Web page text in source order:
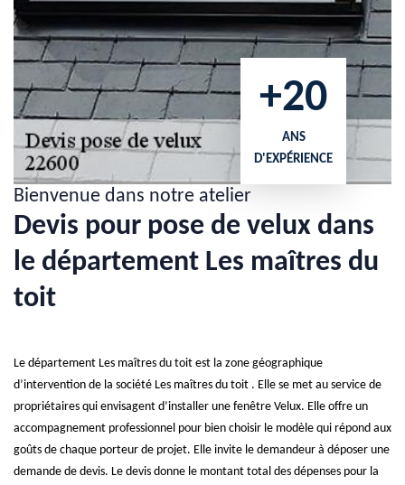
+20
ANS
D'EXPÉRIENCE
Bienvenue dans notre atelier
Devis pour pose de velux dans
le département Les maîtres du
toit
Le département Les maîtres du toit est la zone géographique
d’intervention de la société Les maîtres du toit . Elle se met au service de
propriétaires qui envisagent d’installer une fenêtre Velux. Elle offre un
accompagnement professionnel pour bien choisir le modèle qui répond aux
goûts de chaque porteur de projet. Elle invite le demandeur à déposer une
demande de devis. Le devis donne le montant total des dépenses pour la